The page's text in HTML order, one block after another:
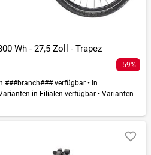
Wh - 27,5 Zoll - Trapez
-59%
###branch### verfügbar • In
in Filialen verfügbar • Varianten